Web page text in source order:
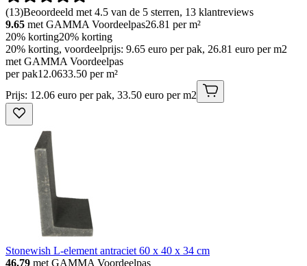
(13)Beoordeeld met 4.5 van de 5 sterren, 13 klantreviews
9.65 met GAMMA Voordeelpas26.81 per m²
20% korting20% korting
20% korting, voordeelprijs: 9.65 euro per pak, 26.81 euro per m2
met GAMMA Voordeelpas
per pak12.0633.50 per m²
Prijs: 12.06 euro per pak, 33.50 euro per m2
Stonewish L-element antraciet 60 x 40 x 34 cm
46.79 met GAMMA Voordeelpas